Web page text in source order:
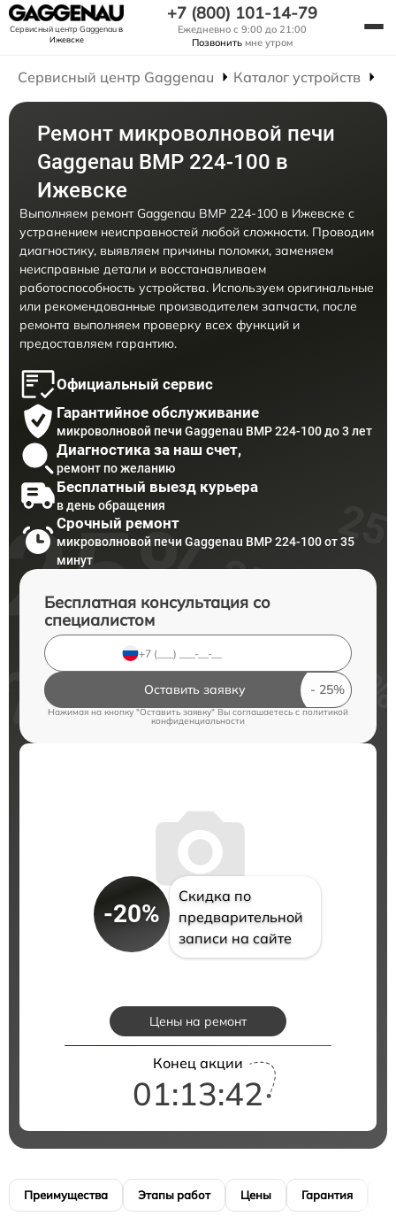
Сервисный центр Gaggenauв
Ижевске
+7 (800) 101-14-79
Ежедневно с 9:00 до 21:00
Позвонить мне утром
Сервисный центр Gaggenau Каталог устройств
Ремонт микроволновой печи
Gaggenau BMP 224-100 в
Ижевске
Выполняем ремонт Gaggenau BMP 224-100 в Ижевске с
устранением неисправностей любой сложности. Проводим
диагностику, выявляем причины поломки, заменяем
неисправные детали и восстанавливаем
работоспособность устройства. Используем оригинальные
или рекомендованные производителем запчасти, после
ремонта выполняем проверку всех функций и
предоставляем гарантию.
Официальный сервис
Гарантийное обслуживание
микроволновой печи Gaggenau BMP 224-100 до 3 лет
Диагностика за наш счет,
ремонт по желанию
Бесплатный выезд курьера
в день обращения
Срочный ремонт
микроволновой печи Gaggenau BMP 224-100 от 35
минут
Бесплатная консультация со
специалистом
Оставить заявку
Нажимая на кнопку "Оставить заявку" Вы соглашаетесь cполитикой
конфиденциальности
-20%
Скидка по
предварительной
записи на сайте
Цены на ремонт
Конец акции
01:13:41
Преимущества Этапы работ Цены Гарантия